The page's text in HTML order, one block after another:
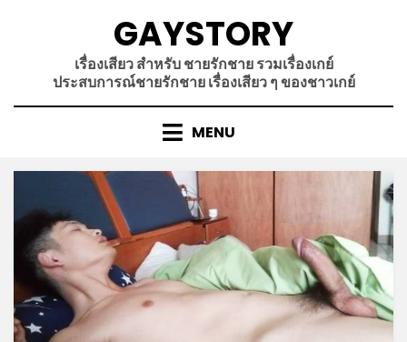
GAYSTORY
เรื่องเสียว สำหรับ ชายรักชาย รวมเรื่องเกย์
ประสบการณ์ชายรักชาย เรื่องเสียว ๆ ของชาวเกย์
MENU